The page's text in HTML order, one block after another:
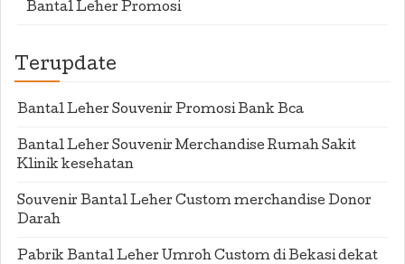
Bantal Leher Promosi
Terupdate
Bantal Leher Souvenir Promosi Bank Bca
Bantal Leher Souvenir Merchandise Rumah Sakit
Klinik kesehatan
Souvenir Bantal Leher Custom merchandise Donor
Darah
Pabrik Bantal Leher Umroh Custom di Bekasi dekat